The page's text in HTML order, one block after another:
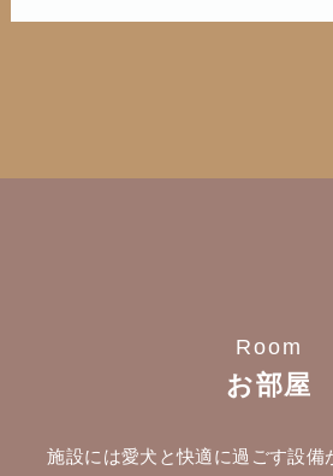
Room
お部屋
施設には愛犬と快適に過ごす設備